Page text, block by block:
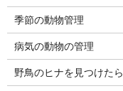
季節の動物管理
病気の動物の管理
野鳥のヒナを見つけたら